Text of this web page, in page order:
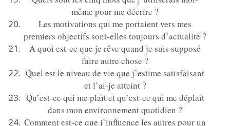
même pour me décrire ?
Les motivations qui me portaient vers mes
premiers objectifs sont-elles toujours d’actualité ?
A quoi est-ce que je rêve quand je suis supposé
faire autre chose ?
Quel est le niveau de vie que j’estime satisfaisant
et l’ai-je atteint ?
Qu’est-ce qui me plaît et qu’est-ce qui me déplaît
dans mon environnement quotidien ?
Comment est-ce que j’influence les autres pour un